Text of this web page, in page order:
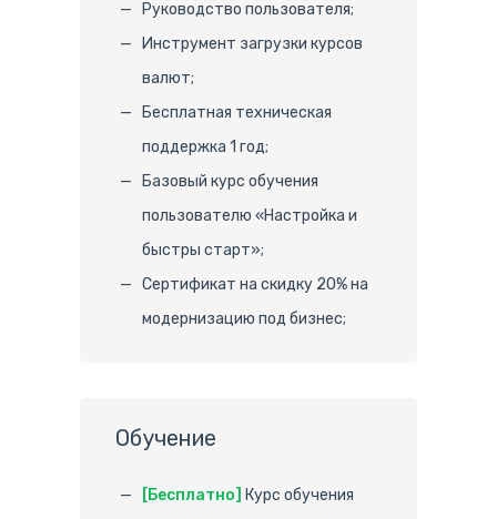
Руководство пользователя;
Инструмент загрузки курсов
валют;
Бесплатная техническая
поддержка 1 год;
Базовый курс обучения
пользователю «Настройка и
быстры старт»;
Сертификат на скидку 20% на
модернизацию под бизнес;
Обучение
[Бесплатно] Курс обучения